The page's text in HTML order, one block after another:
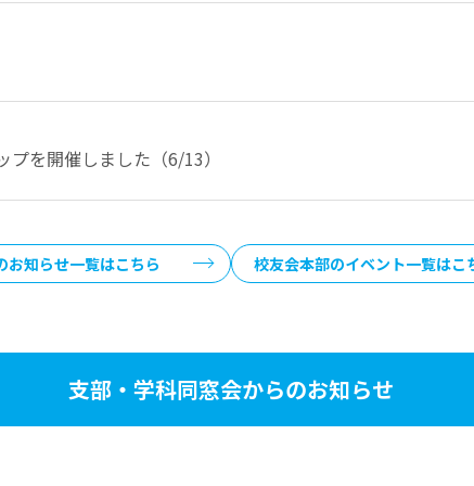
を開催しました（6/13）
お知らせ一覧はこちら 校友会本部のイベント一覧はこ
支部・学科同窓会からのお知らせ